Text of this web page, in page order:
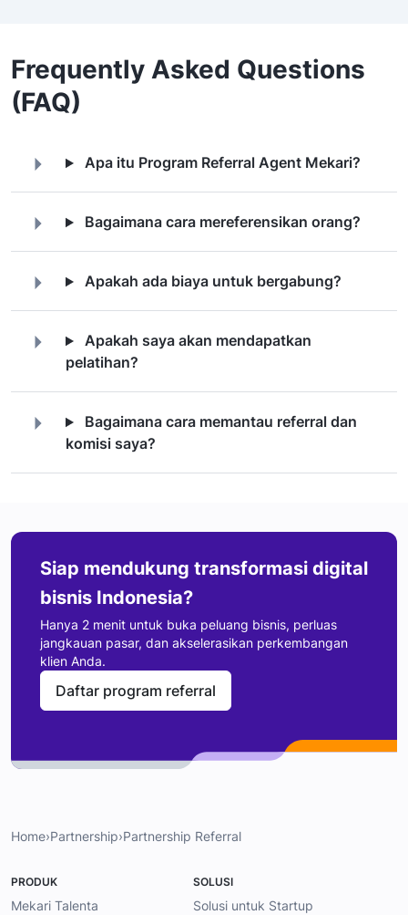
Frequently Asked Questions
(FAQ)
Apa itu Program Referral Agent Mekari?
Bagaimana cara mereferensikan orang?
Apakah ada biaya untuk bergabung?
Apakah saya akan mendapatkan
pelatihan?
Bagaimana cara memantau referral dan
komisi saya?
Siap mendukung transformasi digital
bisnis Indonesia?
Hanya 2 menit untuk buka peluang bisnis, perluas
jangkauan pasar, dan akselerasikan perkembangan
klien Anda.
Daftar program referral
Home›Partnership›Partnership Referral
PRODUK
Mekari Talenta
SOLUSI
Solusi untuk Startup